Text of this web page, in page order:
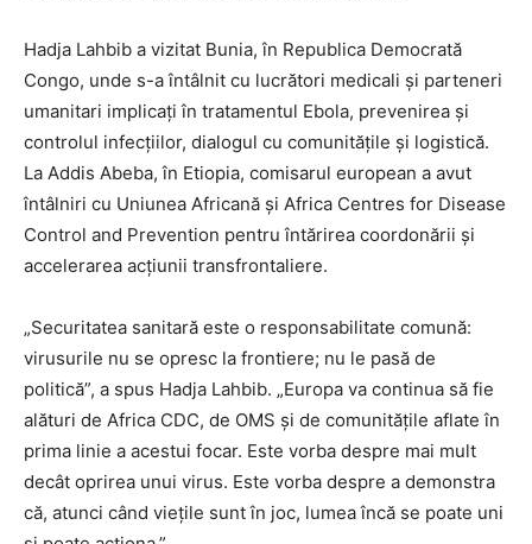
Hadja Lahbib a vizitat Bunia, în Republica Democrată
Congo, unde s-a întâlnit cu lucrători medicali și parteneri
umanitari implicați în tratamentul Ebola, prevenirea și
controlul infecțiilor, dialogul cu comunitățile și logistică.
La Addis Abeba, în Etiopia, comisarul european a avut
întâlniri cu Uniunea Africană și Africa Centres for Disease
Control and Prevention pentru întărirea coordonării și
accelerarea acțiunii transfrontaliere.
„Securitatea sanitară este o responsabilitate comună:
virusurile nu se opresc la frontiere; nu le pasă de
politică”, a spus Hadja Lahbib. „Europa va continua să fie
alături de Africa CDC, de OMS și de comunitățile aflate în
prima linie a acestui focar. Este vorba despre mai mult
decât oprirea unui virus. Este vorba despre a demonstra
că, atunci când viețile sunt în joc, lumea încă se poate uni